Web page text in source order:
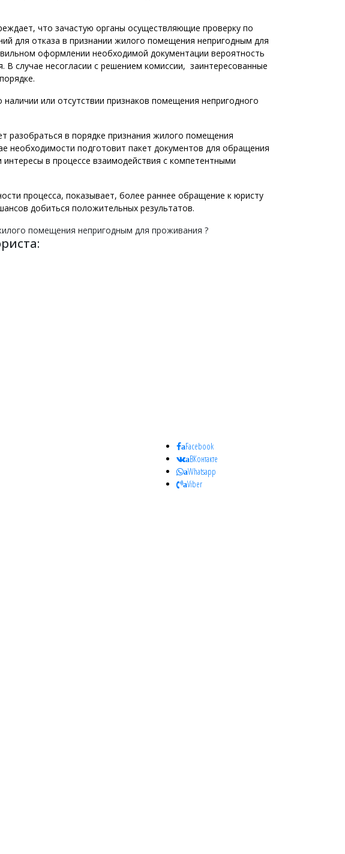
что зачастую органы осуществляющие проверку по
для отказа в признании жилого помещения непригодным для
оформлении необходимой документации вероятность
В случае несогласии с решением комиссии, заинтересованные
или отсутствии признаков помещения непригодного
в порядке признания жилого помещения
необходимости подготовит пакет документов для обращения
в процессе взаимодействия с компетентными
процесса, показывает, более раннее обращение к юристу
добиться положительных результатов.
помещения непригодным для проживания ?
aFacebook
aВКонтакте
aWhatsapp
aViber